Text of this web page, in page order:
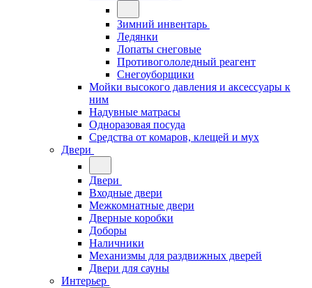
Зимний инвентарь
Ледянки
Лопаты снеговые
Противогололедный реагент
Снегоуборщики
Мойки высокого давления и аксессуары к
ним
Надувные матрасы
Одноразовая посуда
Средства от комаров, клещей и мух
Двери
Двери
Входные двери
Межкомнатные двери
Дверные коробки
Доборы
Наличники
Механизмы для раздвижных дверей
Двери для сауны
Интерьер